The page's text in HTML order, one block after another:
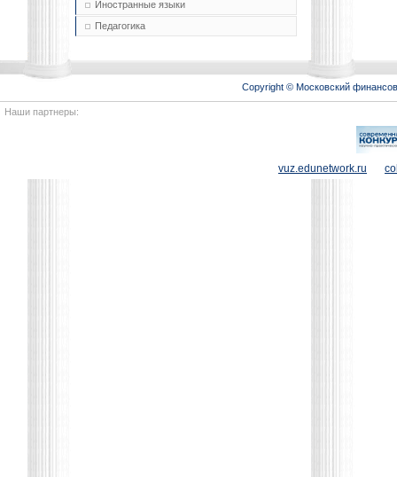
Иностранные языки
Педагогика
Copyright © Московский
Наши партнеры:
vuz.edunetwork.ru